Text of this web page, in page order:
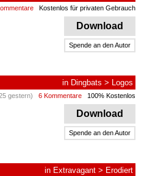
Kostenlos für privaten Gebrauch
Download
Spende an den Autor
in Dingbats > Logos
gestern) 6 Kommentare 100% Kostenlos
Download
Spende an den Autor
in Extravagant > Erodiert